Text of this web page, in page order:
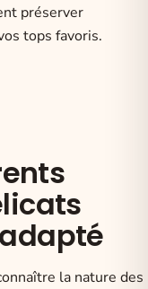
préserver
tops favoris.
la nature des